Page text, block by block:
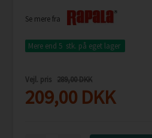
Se mere fra
Mere end 5 stk. på eget lager
Vejl. pris 289,00 DKK
209,00 DKK